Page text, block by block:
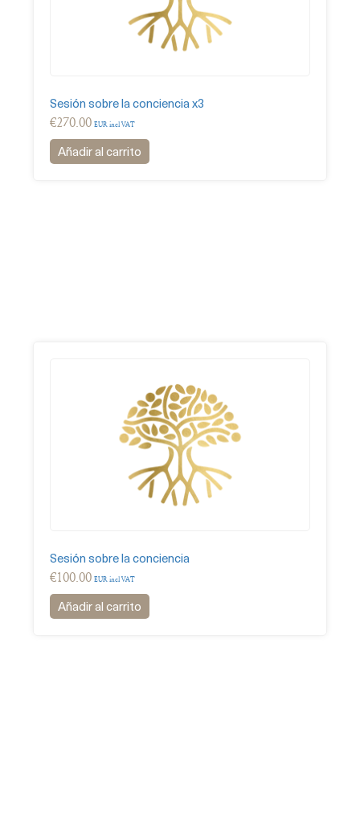
Sesión sobre la conciencia x3
€270.00 EUR incl VAT
Añadir al carrito
Sesión sobre la conciencia
€100.00 EUR incl VAT
Añadir al carrito